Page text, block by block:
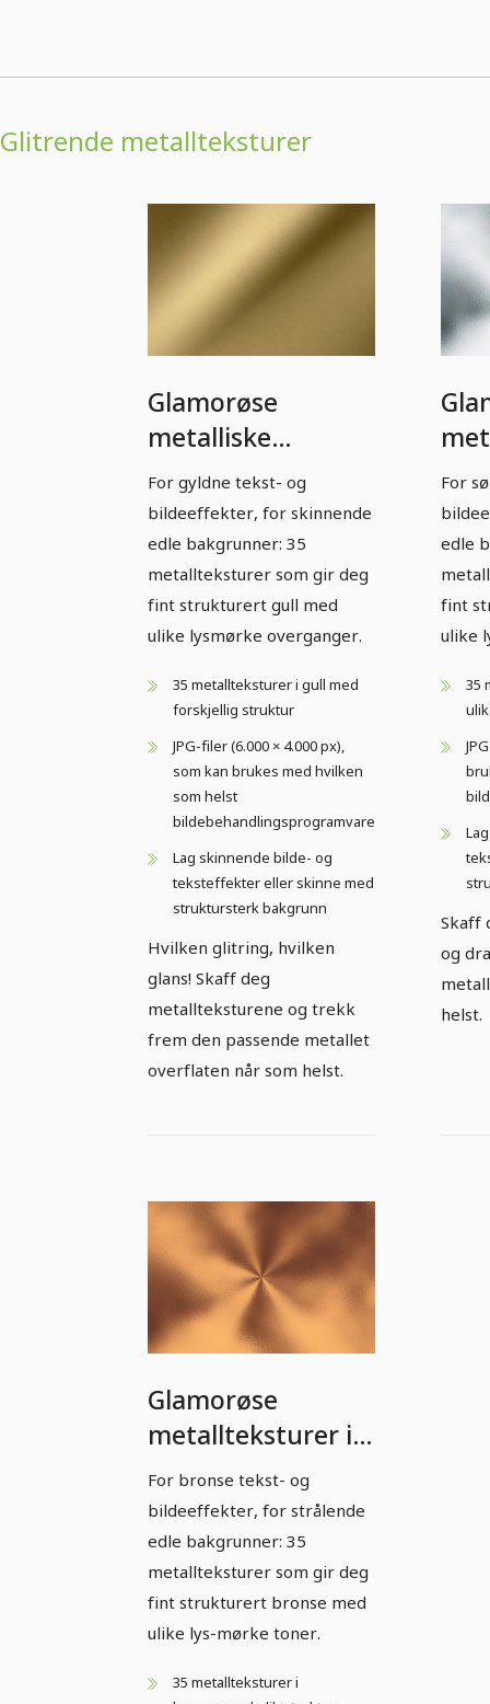
Glitrende metallteksturer
Glamorøse
metalliske
teksturer i gull.
For gyldne tekst- og
bildeeffekter, for skinnende
edle bakgrunner: 35
metallteksturer som gir deg
fint strukturert gull med
ulike lysmørke overganger.
35 metallteksturer i gull med
forskjellig struktur
JPG-filer (6.000 × 4.000 px),
som kan brukes med hvilken
som helst
bildebehandlingsprogramvare
Lag skinnende bilde- og
teksteffekter eller skinne med
struktursterk bakgrunn
Hvilken glitring, hvilken
glans! Skaff deg
metallteksturene og trekk
frem den passende metallet
overflaten når som helst.
sølv
For
edle
fint
ulike
35
Skaff
og
helst.
Glamorøse
metallteksturer i
bronse
For bronse tekst- og
bildeeffekter, for strålende
edle bakgrunner: 35
metallteksturer som gir deg
fint strukturert bronse med
ulike lys-mørke toner.
35 metallteksturer i